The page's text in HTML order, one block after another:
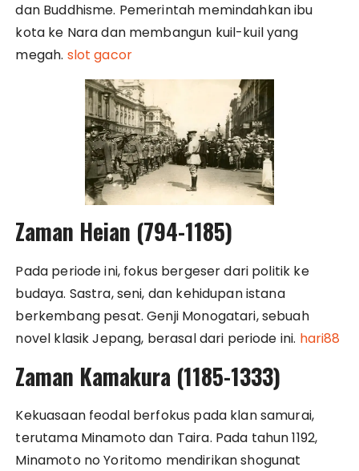
dan Buddhisme. Pemerintah memindahkan ibu
kota ke Nara dan membangun kuil-kuil yang
megah. slot gacor
Zaman Heian (794-1185)
Pada periode ini, fokus bergeser dari politik ke
budaya. Sastra, seni, dan kehidupan istana
berkembang pesat. Genji Monogatari, sebuah
novel klasik Jepang, berasal dari periode ini. hari88
Zaman Kamakura (1185-1333)
Kekuasaan feodal berfokus pada klan samurai,
terutama Minamoto dan Taira. Pada tahun 1192,
Minamoto no Yoritomo mendirikan shogunat